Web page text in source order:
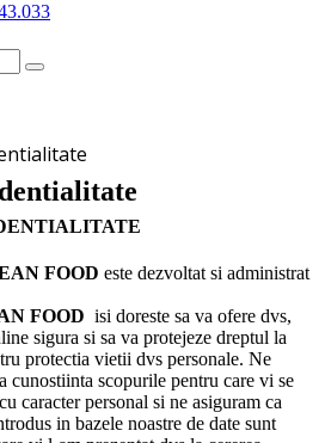
FOOD este dezvoltat si administrat
FOOD isi doreste sa va ofere dvs,
sigura si sa va protejeze dreptul la
protectia vietii dvs personale. Ne
cunostiinta scopurile pentru care vi se
caracter personal si ne asiguram ca
in bazele noastre de date sunt